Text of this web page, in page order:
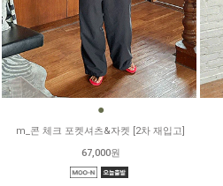
●
m_콘 체크 포켓셔츠&자켓 [2차 재입고]
67,000원